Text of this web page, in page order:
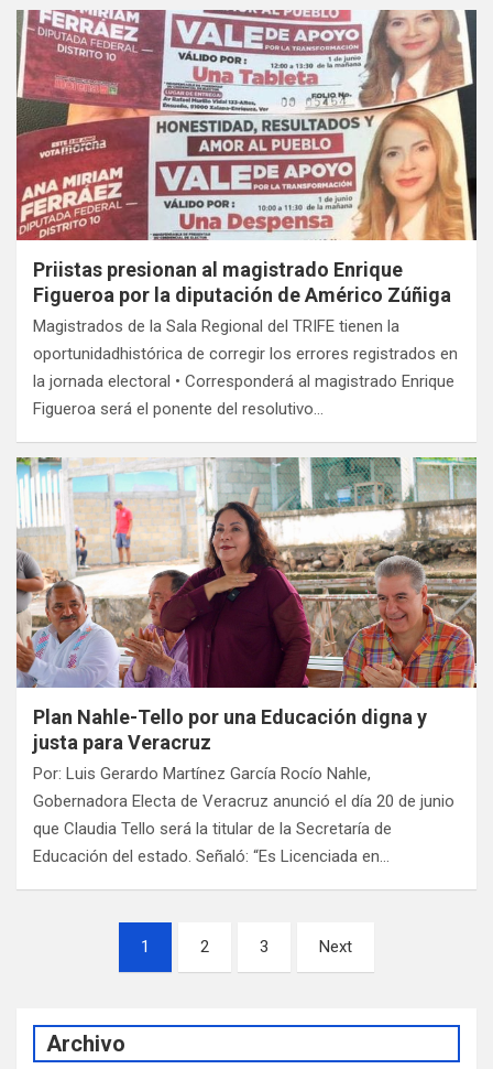
Priistas presionan al magistrado Enrique
Figueroa por la diputación de Américo Zúñiga
Magistrados de la Sala Regional del TRIFE tienen la
oportunidadhistórica de corregir los errores registrados en
la jornada electoral • Corresponderá al magistrado Enrique
Figueroa será el ponente del resolutivo…
Plan Nahle-Tello por una Educación digna y
justa para Veracruz
Por: Luis Gerardo Martínez García Rocío Nahle,
Gobernadora Electa de Veracruz anunció el día 20 de junio
que Claudia Tello será la titular de la Secretaría de
Educación del estado. Señaló: “Es Licenciada en…
Paginación1 2 3 Next
Archivo